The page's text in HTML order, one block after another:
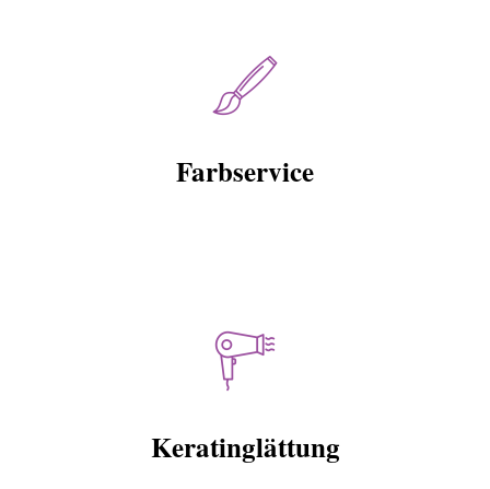
Farbservice
Keratinglättung